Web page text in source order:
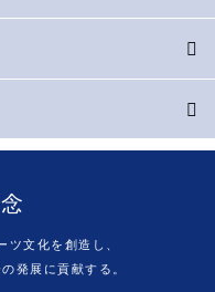
文化を創造し、
発展に貢献する。